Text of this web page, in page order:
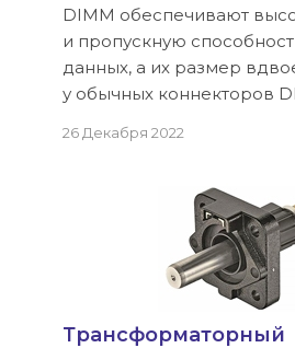
DIMM обеспечивают
и пропускную
данных, а их размер
у обычных коннекторов
26 Декабря 2022
Трансформаторный